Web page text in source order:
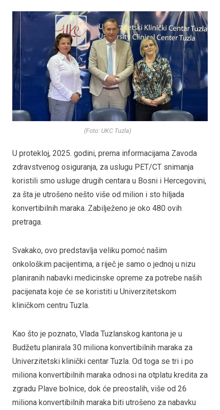
(Foto: UKC Tuzla)
U protekloj, 2025. godini, prema informacijama Zavoda
zdravstvenog osiguranja, za uslugu PET/CT snimanja
koristili smo usluge drugih centara u Bosni i Hercegovini,
za šta je utrošeno nešto više od milion i sto hiljada
konvertibilnih maraka. Zabilježeno je oko 480 ovih
pretraga.
Svakako, ovo predstavlja veliku pomoć našim
onkološkim pacijentima, a riječ je samo o jednoj u nizu
planiranih nabavki medicinske opreme za potrebe naših
pacijenata koje će se koristiti u Univerzitetskom
kliničkom centru Tuzla.
Kao što je poznato, Vlada Tuzlanskog kantona je u
Budžetu planirala 30 miliona konvertibilnih maraka za
Univerzitetski klinički centar Tuzla. Od toga se tri i po
miliona konvertibilnih maraka odnosi na otplatu kredita za
zgradu Plave bolnice, dok će preostalih, više od 26
miliona konvertibilnih maraka biti utrošeno za nabavku